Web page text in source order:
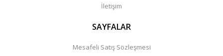
İletişim
SAYFALAR
Mesafeli Satış Sözleşmesi